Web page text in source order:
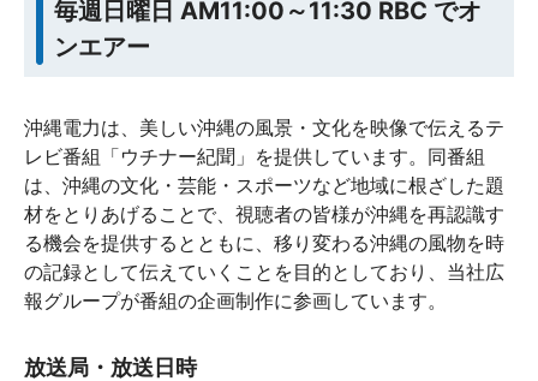
毎週日曜日 AM11:00～11:30 RBC でオ
ンエアー
沖縄電力は、美しい沖縄の風景・文化を映像で伝えるテ
レビ番組「ウチナー紀聞」を提供しています。同番組
は、沖縄の文化・芸能・スポーツなど地域に根ざした題
材をとりあげることで、視聴者の皆様が沖縄を再認識す
る機会を提供するとともに、移り変わる沖縄の風物を時
の記録として伝えていくことを目的としており、当社広
報グループが番組の企画制作に参画しています。
放送局・放送日時